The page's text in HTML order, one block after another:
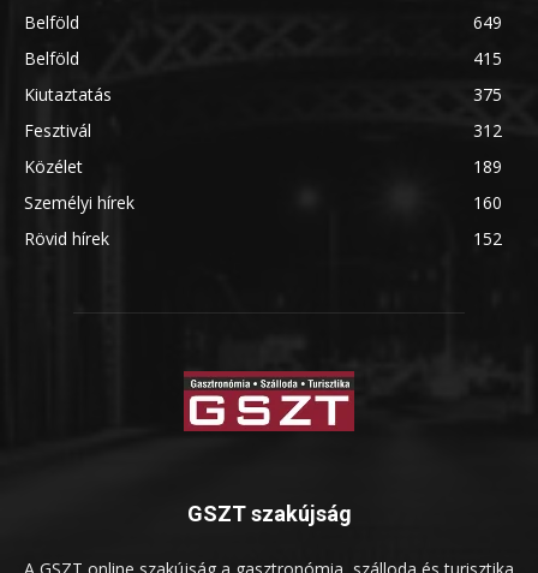
Belföld
649
Belföld
415
Kiutaztatás
375
Fesztivál
312
Közélet
189
Személyi hírek
160
Rövid hírek
152
GSZT szakújság